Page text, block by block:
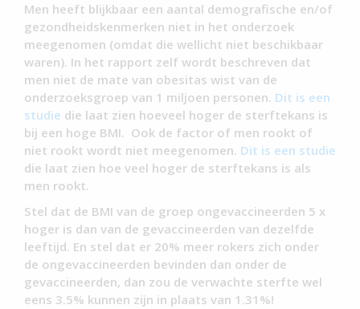
Men heeft blijkbaar een aantal demografische en/of
gezondheidskenmerken niet in het onderzoek
meegenomen (omdat die wellicht niet beschikbaar
waren). In het rapport zelf wordt beschreven dat
men niet de mate van obesitas wist van de
onderzoeksgroep van 1 miljoen personen. Dit is een
studie die laat zien hoeveel hoger de sterftekans is
bij een hoge BMI. Ook de factor of men rookt of
niet rookt wordt niet meegenomen. Dit is een studie
die laat zien hoe veel hoger de sterftekans is als
men rookt.
Stel dat de BMI van de groep ongevaccineerden 5 x
hoger is dan van de gevaccineerden van dezelfde
leeftijd. En stel dat er 20% meer rokers zich onder
de ongevaccineerden bevinden dan onder de
gevaccineerden, dan zou de verwachte sterfte wel
eens 3.5% kunnen zijn in plaats van 1.31%!